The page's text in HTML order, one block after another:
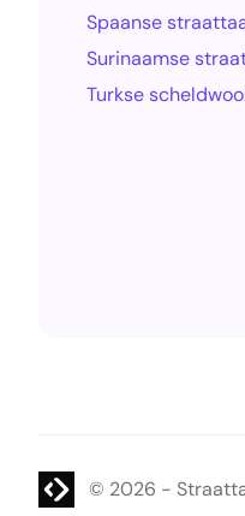
Spaanse
Surinaamse
Turkse
Website laten
© 2026 -